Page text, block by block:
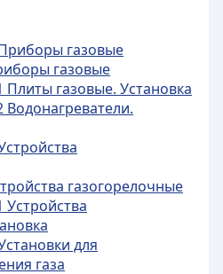
газовые
газовые
Плиты газовые. Установка
Водонагреватели.
газогорелочные
Устройства
для
газа